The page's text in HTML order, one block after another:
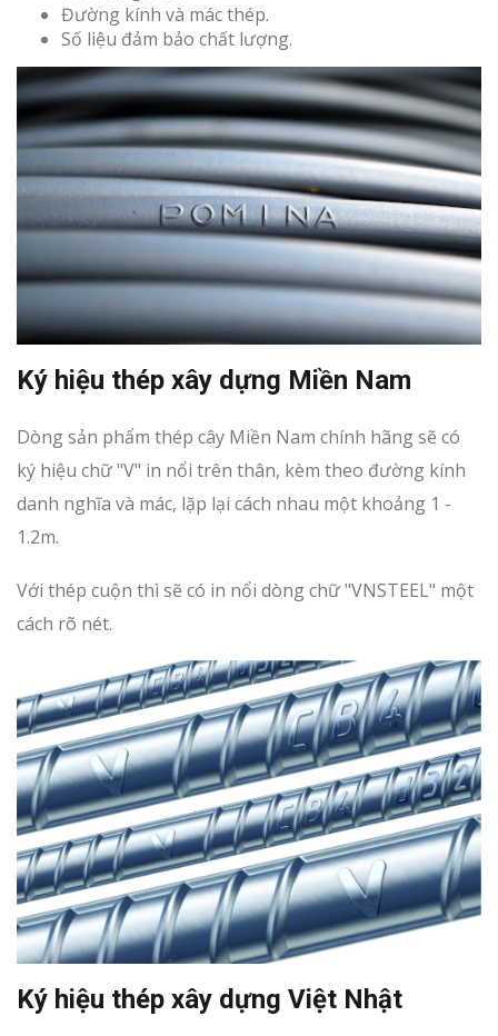
Đường kính và mác thép.
Số liệu đảm bảo chất lượng.
Ký hiệu thép xây dựng Miền Nam
Dòng sản phẩm thép cây Miền Nam chính hãng sẽ có
ký hiệu chữ "V" in nổi trên thân, kèm theo đường kính
danh nghĩa và mác, lặp lại cách nhau một khoảng 1 -
1.2m.
Với thép cuộn thì sẽ có in nổi dòng chữ "VNSTEEL" một
cách rõ nét.
Ký hiệu thép xây dựng Việt Nhật